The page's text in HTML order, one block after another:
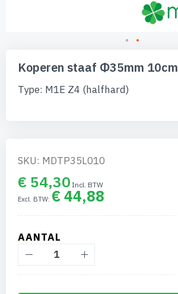
naar
begin
Koperen staaf Φ35mm 10cm
Type: M1E Z4 (halfhard)
SKU: MDTP35L010
€ 54,30
€ 44,88
AANTAL